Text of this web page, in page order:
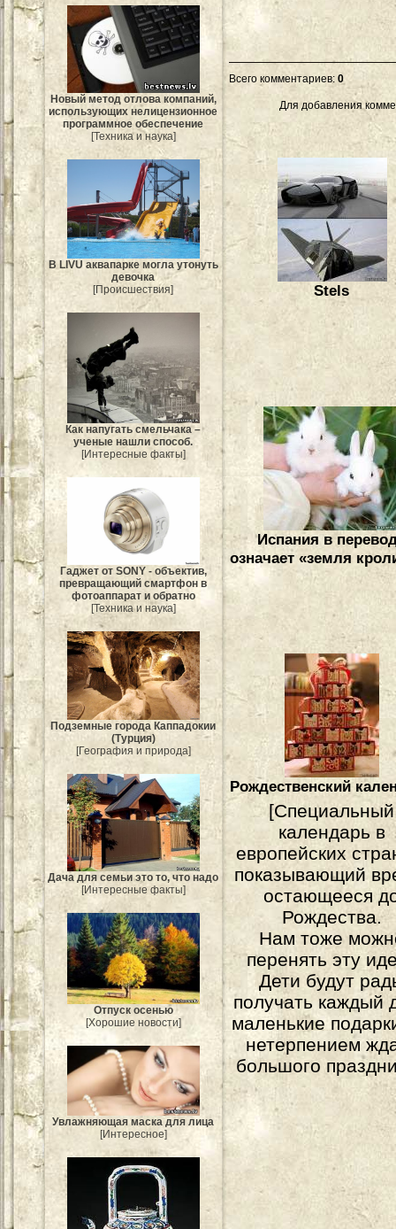
Новый метод отлова компаний,
использующих нелицензионное
программное обеспечение
[Техника и наука]
В LIVU аквапарке могла утонуть
девочка
[Происшествия]
Как напугать смельчака –
ученые нашли способ.
[Интересные факты]
Гаджет от SONY - объектив,
превращающий смартфон в
фотоаппарат и обратно
[Техника и наука]
Подземные города Каппадокии
(Турция)
[География и природа]
Дача для семьи это то, что надо
[Интересные факты]
Отпуск осенью
[Хорошие новости]
Увлажняющая маска для лица
[Интересное]
Всего комментариев: 0
Для добавления
Stels
Испания в
означает «земля
Рождественский
[Специальный
календарь в
европейских
показывающий
остающееся
Рождества.
Нам тоже
перенять эту
Дети будут
получать каждый
маленькие
нетерпением
большого